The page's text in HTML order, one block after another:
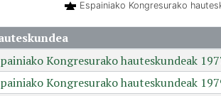
Espainiako Kongresurako
Kongresurako hauteskundeak
Kongresurako hauteskundeak